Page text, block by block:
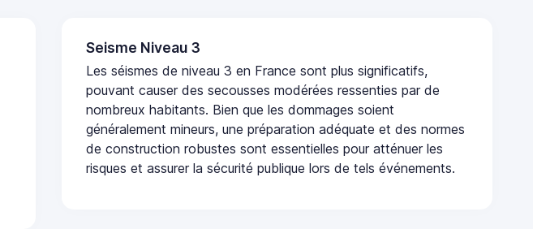
Seisme Niveau 3
Les séismes de niveau 3 en France sont plus significatifs,
pouvant causer des secousses modérées ressenties par de
nombreux habitants. Bien que les dommages soient
généralement mineurs, une préparation adéquate et des normes
de construction robustes sont essentielles pour atténuer les
risques et assurer la sécurité publique lors de tels événements.